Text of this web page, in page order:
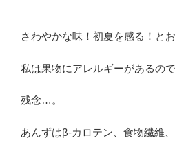
さわやかな味！初夏を感る！と
私は果物にアレルギーがあるので
残念…。
あんずはβ-カロテン、食物繊維